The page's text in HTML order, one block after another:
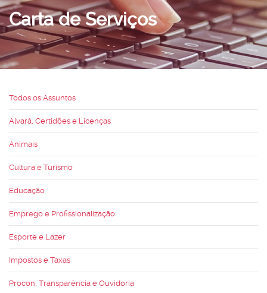
Carta de Serviços
Todos os Assuntos
Alvará, Certidões e Licenças
Animais
Cultura e Turismo
Educação
Emprego e Profissionalização
Esporte e Lazer
Impostos e Taxas
Procon, Transparência e Ouvidoria